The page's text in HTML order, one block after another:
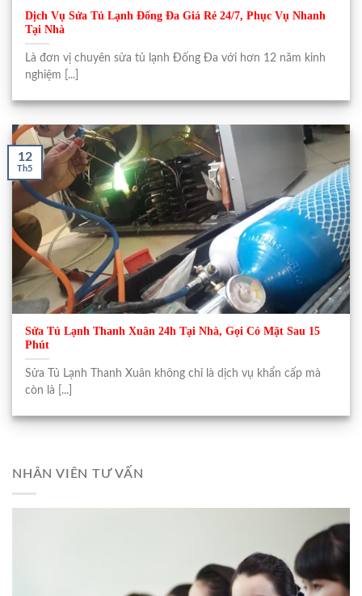
Dịch Vụ Sửa Tủ Lạnh Đống Đa Giá Rẻ 24/7, Phục Vụ Nhanh
Tại Nhà
Là đơn vị chuyên sửa tủ lạnh Đống Đa với hơn 12 năm kinh
nghiệm [...]
Sửa Tủ Lạnh Thanh Xuân 24h Tại Nhà, Gọi Có Mặt Sau 15
Phút
Sửa Tủ Lạnh Thanh Xuân không chỉ là dịch vụ khẩn cấp mà
còn là [...]
12
Th5
NHÂN VIÊN TƯ VẤN